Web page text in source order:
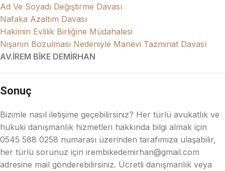
Ad Ve Soyadı Değiştirme Davası
Nafaka Azaltım Davası
Hakimin Evlilik Birliğine Müdahalesi
Nişanın Bozulması Nedeniyle Manevi Tazminat Davası
AV.İREM BİKE DEMİRHAN
Sonuç
Bizimle nasıl iletişime geçebilirsiniz? Her türlü avukatlık ve
hukuki danışmanlık hizmetleri hakkında bilgi almak için
0545 588 0258 numarası üzerinden tarafımıza ulaşabilir,
her türlü sorunuz için irembikedemirhan@gmail.com
adresine mail gönderebilirsiniz. Ücretli danışmanlık veya